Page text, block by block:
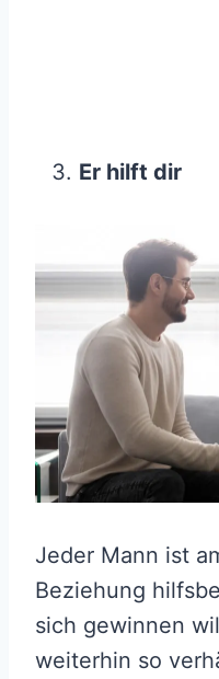
Er hilft dir
Jeder Mann ist
Beziehung
sich gewinnen
weiterhin so